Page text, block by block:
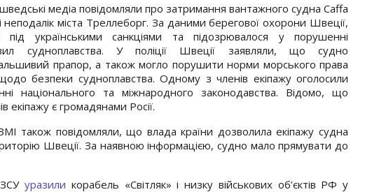
медіа повідомляли про затримання вантажного судна Caffa
неподалік міста Треллеборг. За даними берегової охорони Швеції,
під українськими санкціями та підозрювалося у порушенні
судноплавства. У поліції Швеції заявляли, що судно
прапор, а також могло порушити норми морського права
безпеки судноплавства. Одному з членів екіпажу оголосили
національного та міжнародного законодавства. Відомо, що
екіпажу є громадянами Росії.
також повідомляли, що влада країни дозволила екіпажу судна
Швеції. За наявною інформацією, судно мало прямувати до
ЗСУуразили корабель «Світляк» і низку військових об’єктів РФ у